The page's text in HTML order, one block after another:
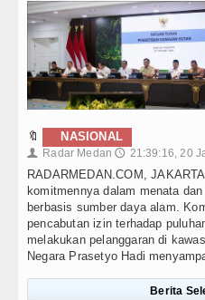
🔖 NASIONAL
👤 Radar Medan 🕔 21:39:16, 20
RADARMEDAN.COM,
komitmennya dalam menata
berbasis sumber daya alam.
pencabutan izin terhadap
melakukan pelanggaran di
Negara Prasetyo Hadi
Berita